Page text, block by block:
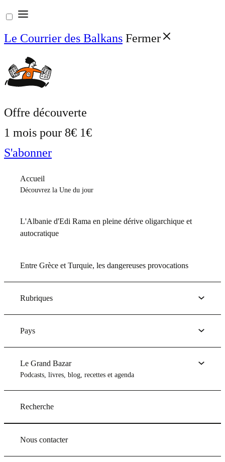
Aller
au
contenu
Le Courrier des Balkans Fermer
Offre découverte
1 mois pour 8€ 1€
S'abonner
Accueil
Découvrez la Une du jour
L'Albanie d'Edi Rama en pleine dérive oligarchique et
autocratique
Entre Grèce et Turquie, les dangereuses provocations
Rubriques
Pays
Le Grand Bazar
Podcasts, livres, blog, recettes et agenda
Recherche
Nous contacter